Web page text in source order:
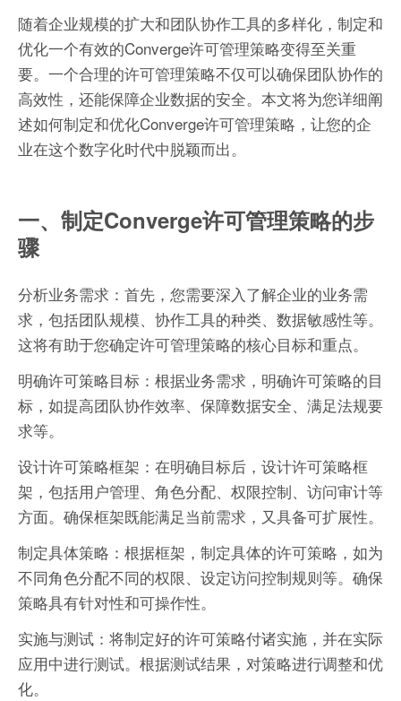
随着企业规模的扩大和团队协作工具的多样化，制定和
优化一个有效的Converge许可管理策略变得至关重
要。一个合理的许可管理策略不仅可以确保团队协作的
高效性，还能保障企业数据的安全。本文将为您详细阐
述如何制定和优化Converge许可管理策略，让您的企
业在这个数字化时代中脱颖而出。
一、制定Converge许可管理策略的步
骤
分析业务需求：首先，您需要深入了解企业的业务需
求，包括团队规模、协作工具的种类、数据敏感性等。
这将有助于您确定许可管理策略的核心目标和重点。
明确许可策略目标：根据业务需求，明确许可策略的目
标，如提高团队协作效率、保障数据安全、满足法规要
求等。
设计许可策略框架：在明确目标后，设计许可策略框
架，包括用户管理、角色分配、权限控制、访问审计等
方面。确保框架既能满足当前需求，又具备可扩展性。
制定具体策略：根据框架，制定具体的许可策略，如为
不同角色分配不同的权限、设定访问控制规则等。确保
策略具有针对性和可操作性。
实施与测试：将制定好的许可策略付诸实施，并在实际
应用中进行测试。根据测试结果，对策略进行调整和优
化。